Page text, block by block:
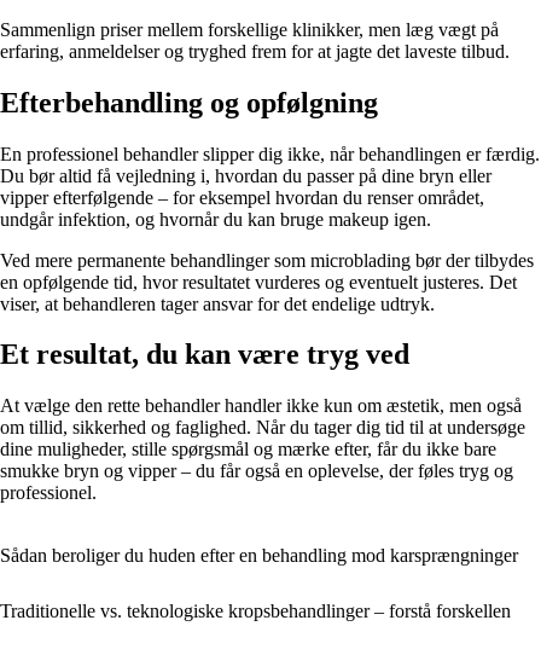
Sammenlign priser mellem forskellige klinikker, men læg vægt på
erfaring, anmeldelser og tryghed frem for at jagte det laveste tilbud.
Efterbehandling og opfølgning
En professionel behandler slipper dig ikke, når behandlingen er færdig.
Du bør altid få vejledning i, hvordan du passer på dine bryn eller
vipper efterfølgende – for eksempel hvordan du renser området,
undgår infektion, og hvornår du kan bruge makeup igen.
Ved mere permanente behandlinger som microblading bør der tilbydes
en opfølgende tid, hvor resultatet vurderes og eventuelt justeres. Det
viser, at behandleren tager ansvar for det endelige udtryk.
Et resultat, du kan være tryg ved
At vælge den rette behandler handler ikke kun om æstetik, men også
om tillid, sikkerhed og faglighed. Når du tager dig tid til at undersøge
dine muligheder, stille spørgsmål og mærke efter, får du ikke bare
smukke bryn og vipper – du får også en oplevelse, der føles tryg og
professionel.
Sådan beroliger du huden efter en behandling mod karsprængninger
Traditionelle vs. teknologiske kropsbehandlinger – forstå forskellen